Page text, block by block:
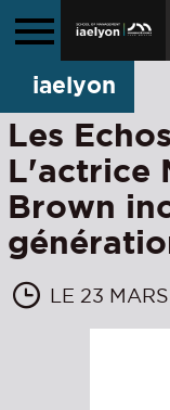
iaelyon
Les
L'actrice
Brown
LE 23